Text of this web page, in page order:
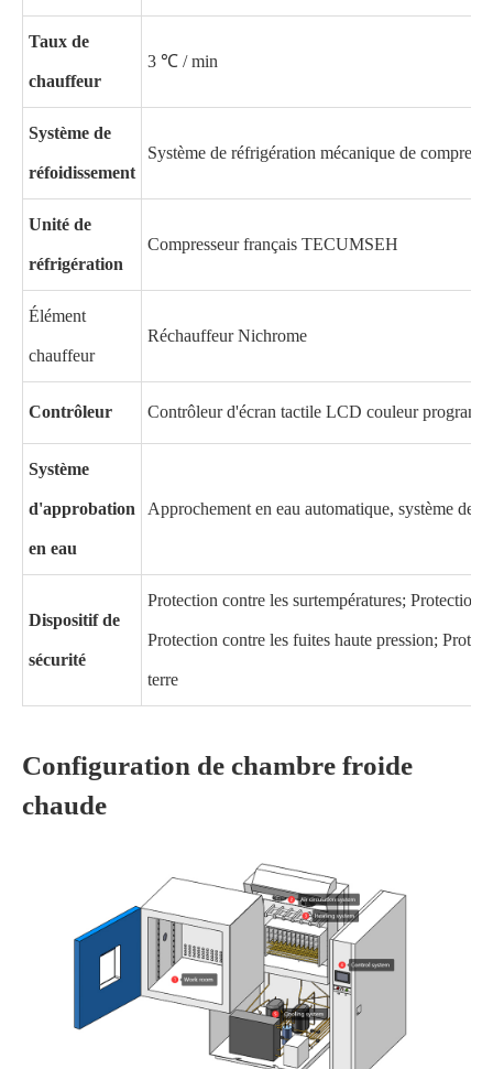
Taux de
chauffeur
3 ℃ / min
Système de
réfoidissement
Système de réfrigération mécanique de
Unité de
réfrigération
Compresseur français TECUMSEH
Élément
chauffeur
Réchauffeur Nichrome
Contrôleur Contrôleur d'écran tactile LCD couleur
Système
d'approbation
en eau
Approchement en eau automatique, système de
Dispositif de
sécurité
Protection contre les surtempératures; Protection
Protection contre les fuites haute pression;
terre
Configuration de chambre froide
chaude